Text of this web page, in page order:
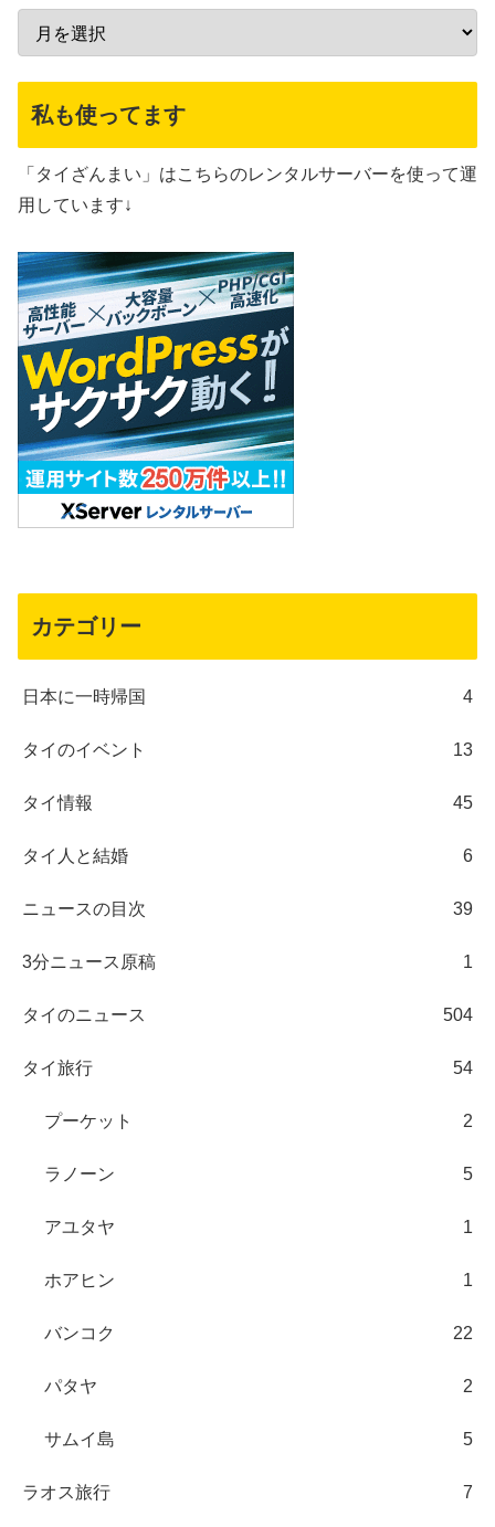
私も使ってます
「タイざんまい」はこちらのレンタルサーバーを使って運
用しています↓
カテゴリー
日本に一時帰国 4
タイのイベント 13
タイ情報 45
タイ人と結婚 6
ニュースの目次 39
3分ニュース原稿 1
タイのニュース 504
タイ旅行 54
プーケット 2
ラノーン 5
アユタヤ 1
ホアヒン 1
バンコク 22
パタヤ 2
サムイ島 5
ラオス旅行 7